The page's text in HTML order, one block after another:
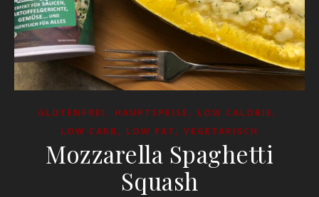
GLUTENFREI , HAUPTSPEISE , LOW CALORIE ,
LOW CARB , LOW FAT , VEGETARISCH
Mozzarella Spaghetti
Squash